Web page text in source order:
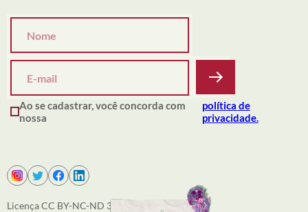
Ao se cadastrar, você concorda com
nossa
política de
privacidade.
Licença CC BY-NC-ND 3.0